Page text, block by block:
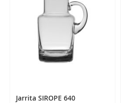
Jarrita SIROPE 640